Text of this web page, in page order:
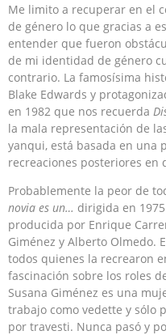
Me limito a recuperar en el
de género lo que gracias a
entender que fueron
de mi identidad de género
contrario. La famosísima
Blake Edwards y
en 1982 que nos recuerda
la mala representación de
yanqui, está basada en una
recreaciones posteriores en
Probablemente la peor de
novia es un… dirigida en
producida por Enrique
Giménez y Alberto Olmedo.
todos quienes la recrearon
fascinación sobre los roles
Susana Giménez es una
trabajo como vedette y sólo
por travesti. Nunca pasó y